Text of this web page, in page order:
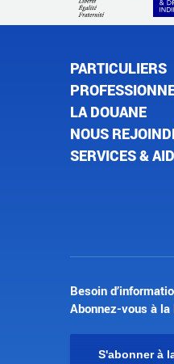
PARTICULIERS
LA DOUANE
NOUS
SERVICES &
Besoin
Abonnez-vous à
S'abonner à